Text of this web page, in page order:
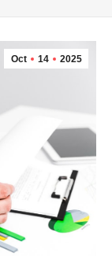
Oct 14 2025